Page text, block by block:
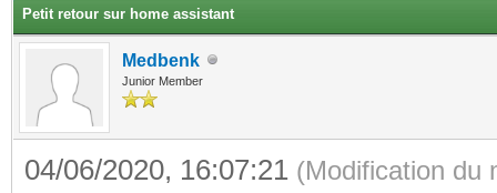
Petit retour sur home assistant
Medbenk
Junior Member
04/06/2020, 16:07:21 (Modification du